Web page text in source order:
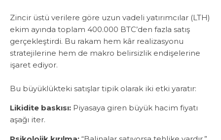
Zincir üstü verilere göre uzun vadeli yatırımcılar (LTH)
ekim ayında toplam 400.000 BTC’den fazla satış
gerçekleştirdi. Bu rakam ‎hem kâr realizasyonu
stratejilerine ‎hem de makro belirsizlik endişelerine
işaret ediyor.
‎Bu büyüklükteki satışlar tipik olarak iki etki yaratır:
Likidite baskısı: Piyasaya giren büyük hacim fiyatı
aşağı iter.